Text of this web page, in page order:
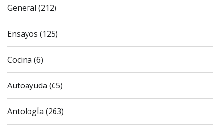
General (212)
Ensayos (125)
Cocina (6)
Autoayuda (65)
AntologÍa (263)